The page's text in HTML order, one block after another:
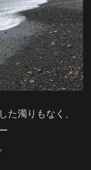
た濁りもなく、